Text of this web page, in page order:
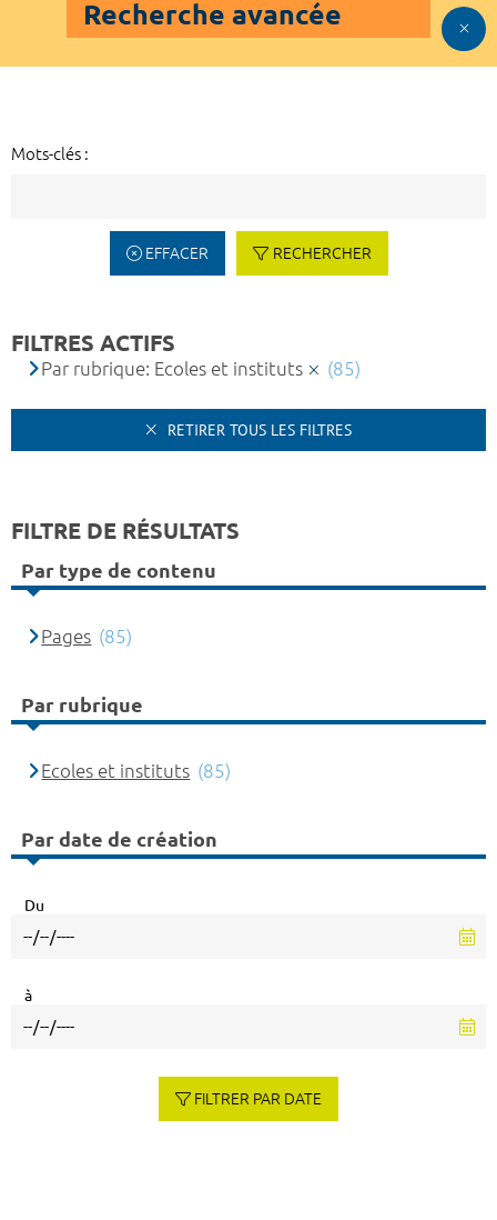
Recherche avancée
Mots-clés :
EFFACER RECHERCHER
FILTRES ACTIFS
Par rubrique: Ecoles et instituts (85)
RETIRER TOUS LES FILTRES
FILTRE DE RÉSULTATS
Par type de contenu
Pages (85)
Par rubrique
Ecoles et instituts (85)
Par date de création
Du
à
FILTRER PAR DATE